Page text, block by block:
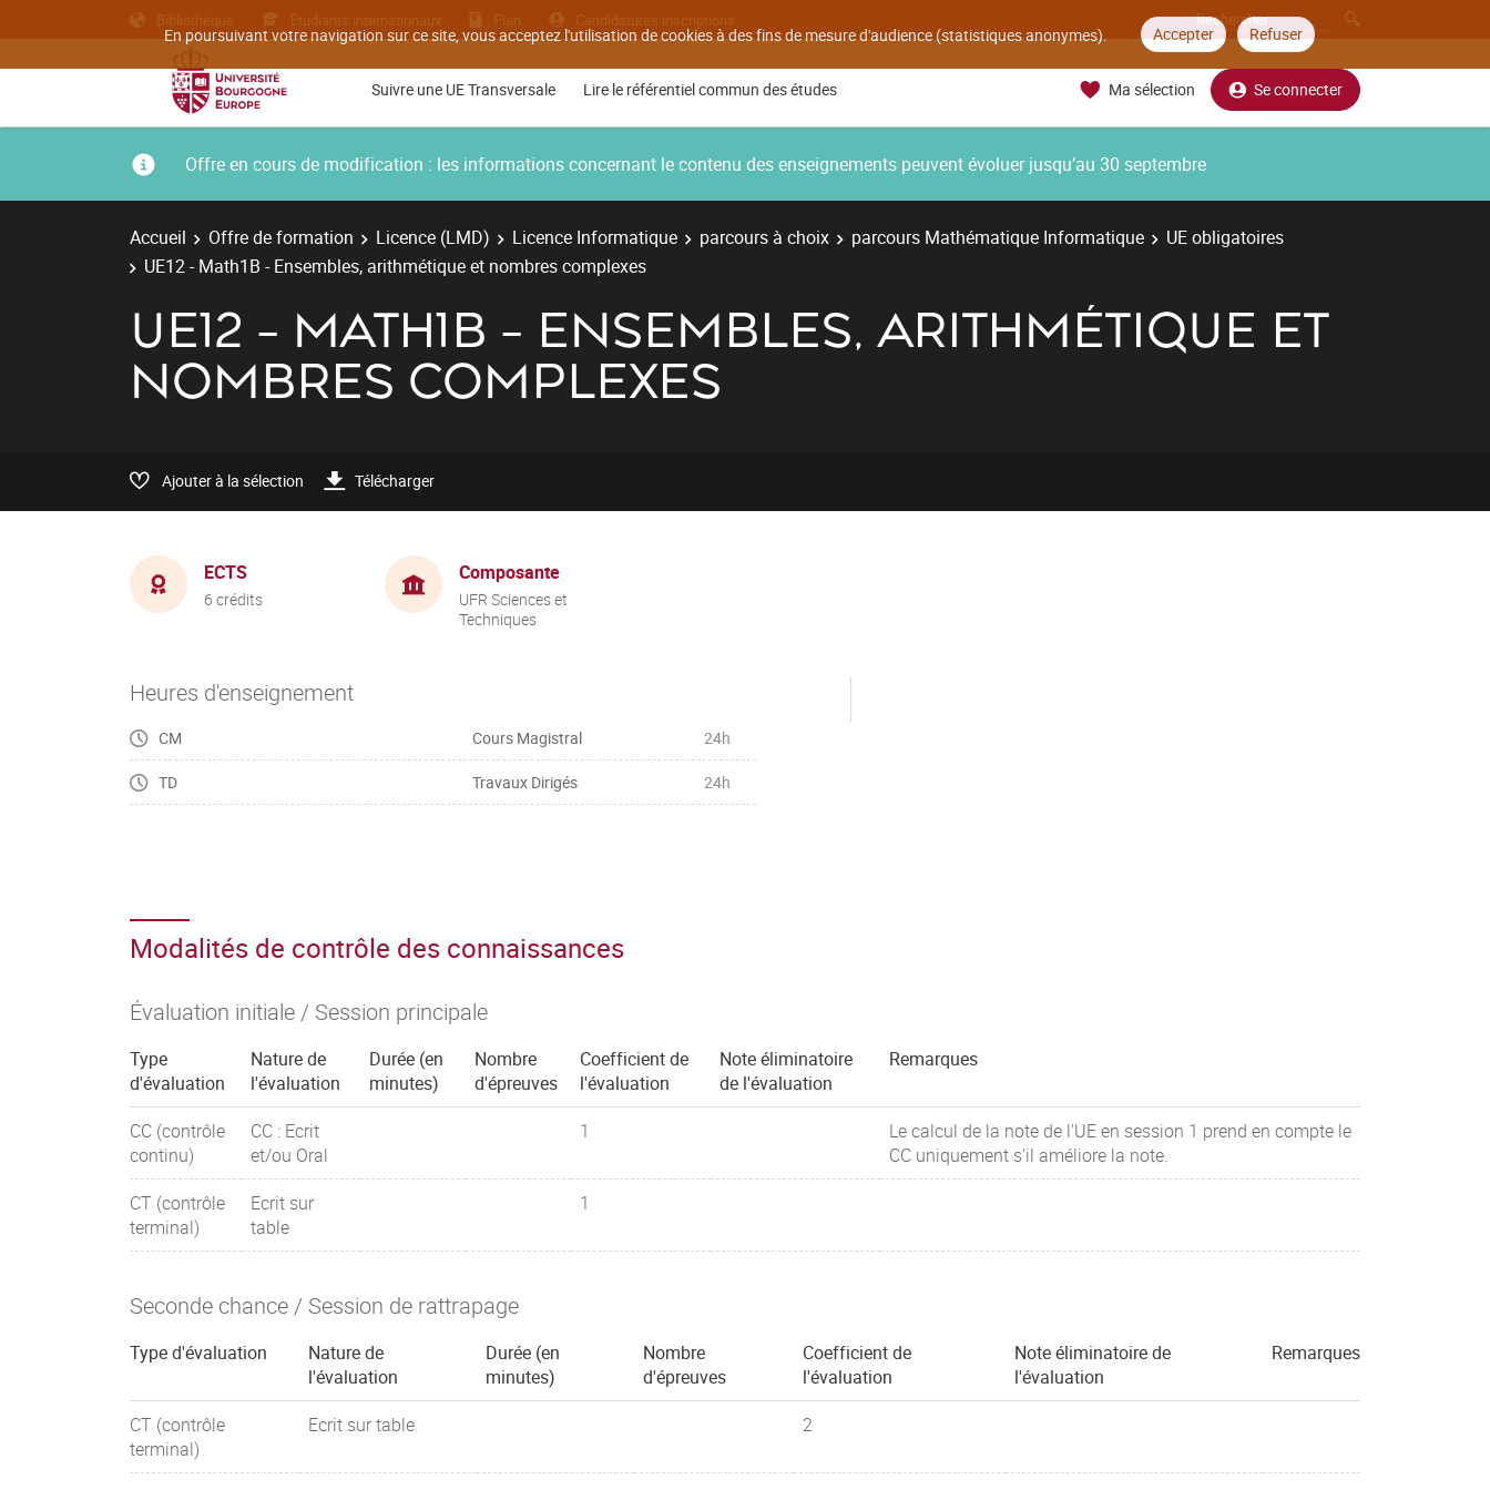
En poursuivant votre navigation sur ce site, vous acceptez l'utilisation de cookies à des fins de mesure d'audience (statistiques anonymes). Accepter Refuser
Bibliothèque Etudiants internationaux Plan Candidatures inscriptions
Suivre une UE Transversale Lire le référentiel commun des études Ma sélection Se connecter
Offre en cours de modification : les informations concernant le contenu des enseignements peuvent évoluer jusqu’au 30 septembre
Accueil Offre de formation Licence (LMD) Licence Informatique parcours à choix parcours Mathématique Informatique
UE obligatoires
UE12 - Math1B - Ensembles, arithmétique et nombres complexes
UE12 - MATH1B - ENSEMBLES, ARITHMÉTIQUE ET
NOMBRES COMPLEXES
Ajouter à la sélection Télécharger
ECTS
6 crédits
Composante
UFR Sciences et
Techniques
Heures d'enseignement
CM Cours Magistral 24h
TD Travaux Dirigés 24h
Modalités de contrôle des connaissances
Évaluation initiale / Session principale
Type
d'évaluation
Nature de
l'évaluation
Durée (en
minutes)
Nombre
d'épreuves
Coefficient de
l'évaluation
Note éliminatoire
de l'évaluation
Remarques
CC (contrôle
continu)
CC : Ecrit
et/ou Oral
1
Le calcul de la note de l'UE en session 1 prend en compte le
CC uniquement s'il améliore la note.
CT (contrôle
terminal)
Ecrit sur
table
1
Seconde chance / Session de rattrapage
Type d'évaluation
Nature de
l'évaluation
Durée (en
minutes)
Nombre
d'épreuves
Coefficient de
l'évaluation
Note éliminatoire de
l'évaluation
Remarques
CT (contrôle
terminal)
Ecrit sur table 2